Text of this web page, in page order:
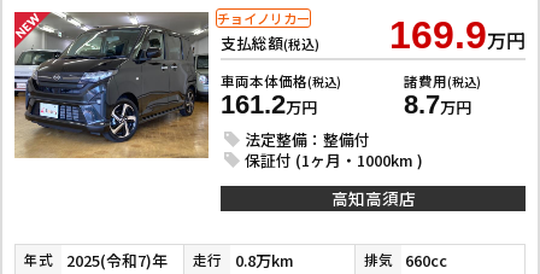
支払総額(税込) 169.9万円
車両本体価格(税込)
161.2万円
諸費用(税込)
8.7万円
法定整備：整備付
保証付 (1ヶ月・1000km )
チョイノリカー
高知高須店
年式 2025(令和7)年 走行 0.8万km 排気 660cc